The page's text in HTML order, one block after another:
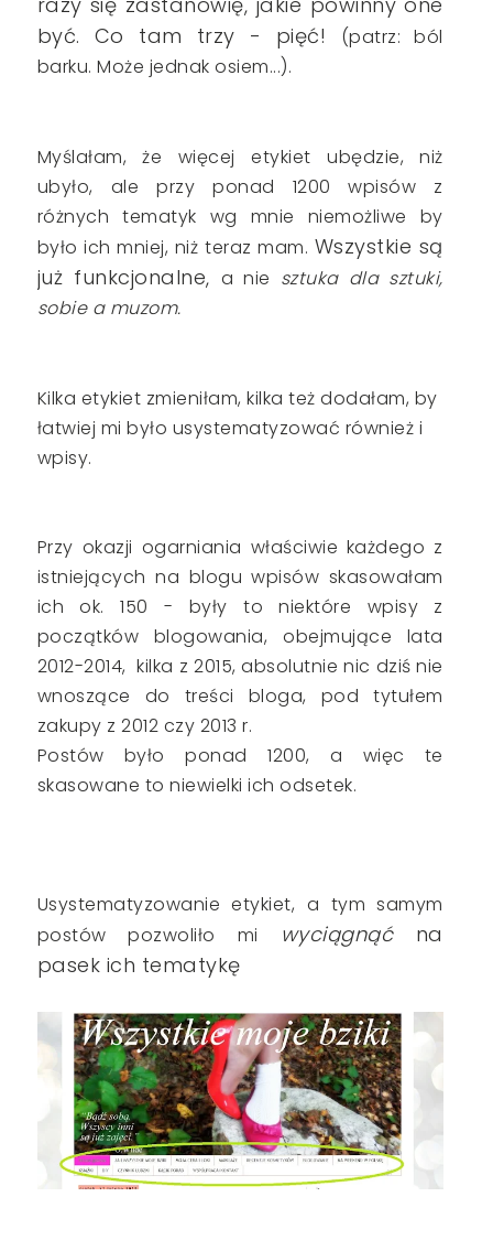
być. Co tam trzy - pięć!
(patrz: ból
barku. Może jednak osiem...).
Myślałam, że więcej etykiet ubędzie, niż
ubyło, ale przy ponad 1200 wpisów z
różnych tematyk wg mnie niemożliwe by
było ich mniej, niż teraz mam. Wszystkie są
już funkcjonalne, a nie sztuka dla sztuki,
sobie a muzom.
Kilka etykiet zmieniłam, kilka też dodałam, by
łatwiej mi było usystematyzować również i
wpisy.
Przy okazji ogarniania właściwie każdego z
istniejących na blogu wpisów skasowałam
ich ok. 150 - były to niektóre wpisy z
początków blogowania, obejmujące lata
2012-2014, kilka z 2015, absolutnie nic dziś nie
wnoszące do treści bloga, pod tytułem
zakupy z 2012 czy 2013 r.
Postów było ponad 1200, a więc te
skasowane to niewielki ich odsetek.
Usystematyzowanie etykiet, a tym samym
postów pozwoliło mi
wyciągnąć na
pasek ich tematykę